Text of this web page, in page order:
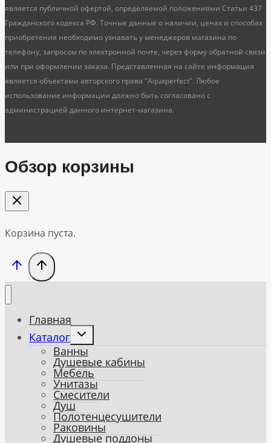
является публичной офертой, определяемой положениями Статьи 437
Гражданского кодекса РФ. Точные данные о наличии, ценах и способах
приобретения необходимо узнавать у менеджеров магазина по
телефону, запросом по электронной почте, через форму обратной связи
или при оформлении заказа. Представленная на сайте информация
является объектами авторского права "Aquaperfect". Любое
использование информации должно быть согласовано с
администрацией данного интернет-магазина.
Обзор корзины
Корзина пуста.
Главная
Каталог
Toggle
menu
Ванны
Душевые кабины
Мебель
Унитазы
Смесители
Душ
Полотенцесушители
Раковины
Душевые поддоны